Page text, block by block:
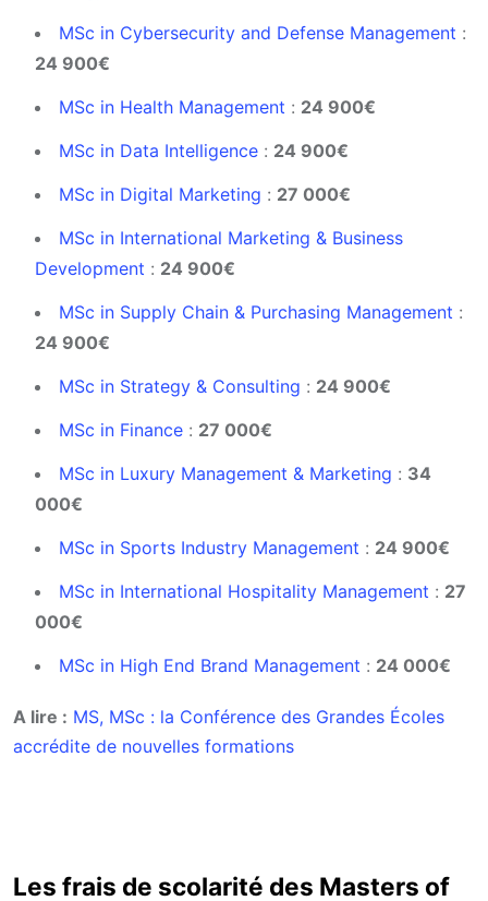
MSc in Cybersecurity and Defense Management :
24 900€
MSc in Health Management : 24 900€
MSc in Data Intelligence : 24 900€
MSc in Digital Marketing : 27 000€
MSc in International Marketing & Business
Development : 24 900€
MSc in Supply Chain & Purchasing Management :
24 900€
MSc in Strategy & Consulting : 24 900€
MSc in Finance : 27 000€
MSc in Luxury Management & Marketing : 34
000€
MSc in Sports Industry Management : 24 900€
MSc in International Hospitality Management : 27
000€
MSc in High End Brand Management : 24 000€
A lire : MS, MSc : la Conférence des Grandes Écoles
accrédite de nouvelles formations
Les frais de scolarité des Masters of